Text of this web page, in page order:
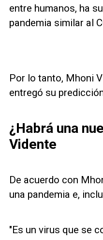
entre humanos, ha
pandemia similar al
Por lo tanto, Mhoni
entregó su
¿Habrá una
Vidente
De acuerdo con
una pandemia e,
"Es un virus que se